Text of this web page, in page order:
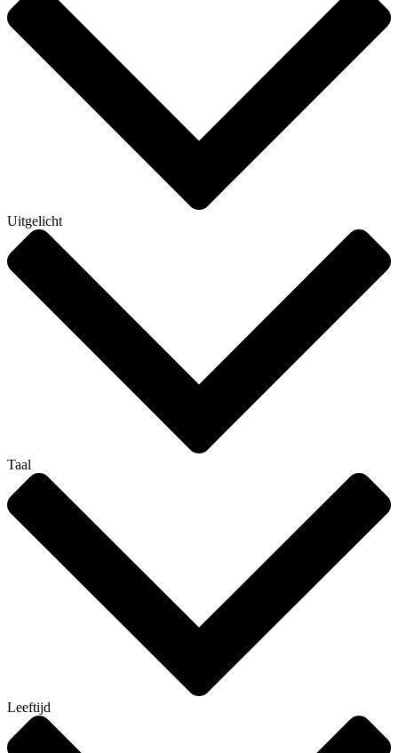
Uitgelicht
Taal
Leeftijd